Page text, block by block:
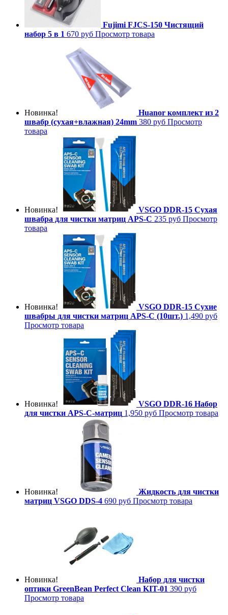
Fujimi FJCS-150 Чистящий
набор 5 в 1 670 руб Просмотр товара
Новинка!
Huanor комплект из 2
швабр (сухая+влажная) 24mm 380 руб Просмотр
товара
Новинка!
VSGO DDR-15 Сухая
швабра для чистки матриц APS-C 235 руб Просмотр
товара
Новинка!
VSGO DDR-15 Сухие
швабры для чистки матриц APS-C (10шт.) 1,490 руб
Просмотр товара
Новинка!
VSGO DDR-16 Набор
для чистки APS-C-матриц 1,950 руб Просмотр товара
Новинка!
Жидкость для чистки
матриц VSGO DDS-4 690 руб Просмотр товара
Новинка!
Набор для чистки
оптики GreenBean Perfect Clean KIT-01 390 руб
Просмотр товара